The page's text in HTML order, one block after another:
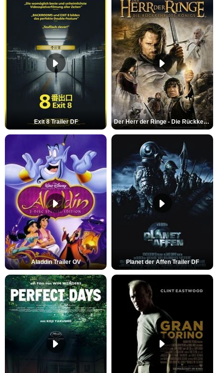
Exit 8 Trailer DF Der Herr der Ringe - Die Rückkehr des Königs Trailer OV
Aladdin Trailer OV Planet der Affen Trailer DF